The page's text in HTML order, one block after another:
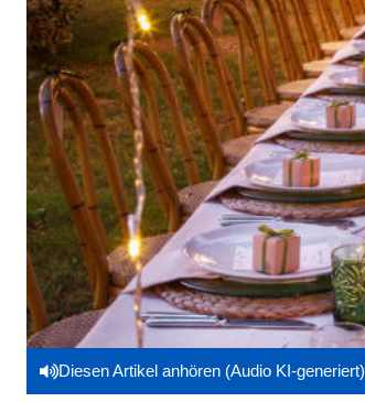
Diesen Artikel anhören (Audio KI-generiert)